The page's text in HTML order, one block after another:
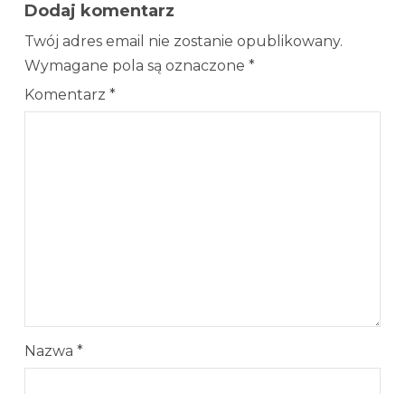
Dodaj komentarz
Twój adres email nie zostanie opublikowany.
Wymagane pola są oznaczone *
Komentarz *
Nazwa *